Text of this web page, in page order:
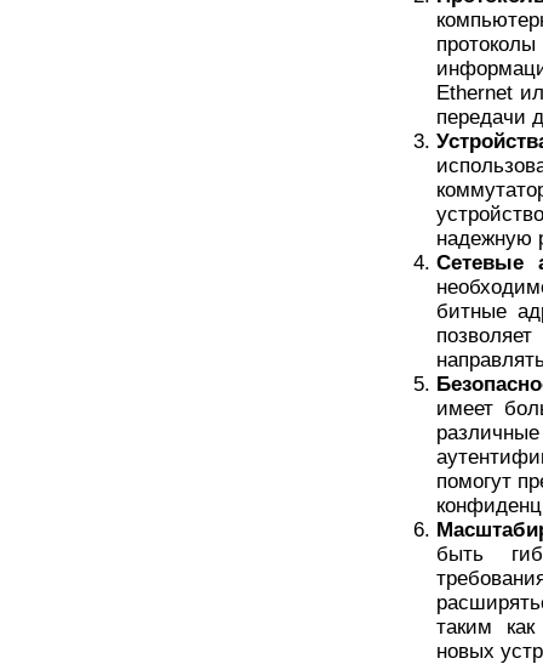
Ethernet
передачи
надежную
Сетевые
битные
имеет
помогут
быть
таким
новых